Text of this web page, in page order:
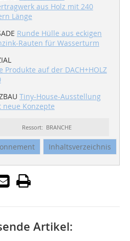
aus Holz mit 240
Länge
Runde Hülle aus eckigen
Rauten für Wasserturm
Produkte auf der DACH+HOLZ
Tiny-House-Ausstellung
neue Konzepte
Ressort: BRANCHE
Inhaltsverzeichnis
Artikel: